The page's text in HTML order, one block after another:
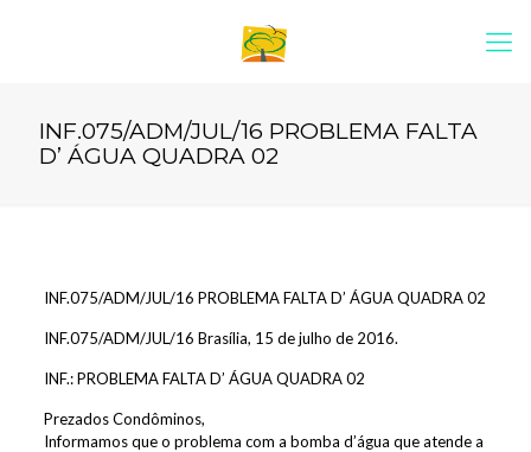
INF.075/ADM/JUL/16 PROBLEMA FALTA
D’ ÁGUA QUADRA 02
INF.075/ADM/JUL/16 PROBLEMA FALTA D’ ÁGUA QUADRA 02
INF.075/ADM/JUL/16 Brasília, 15 de julho de 2016.
INF.: PROBLEMA FALTA D’ ÁGUA QUADRA 02
Prezados Condôminos,
Informamos que o problema com a bomba d’água que atende a